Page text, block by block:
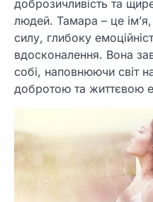
доброзичливість та
людей. Тамара – це
силу, глибоку
вдосконалення. Вона
собі, наповнюючи світ
добротою та життєвою